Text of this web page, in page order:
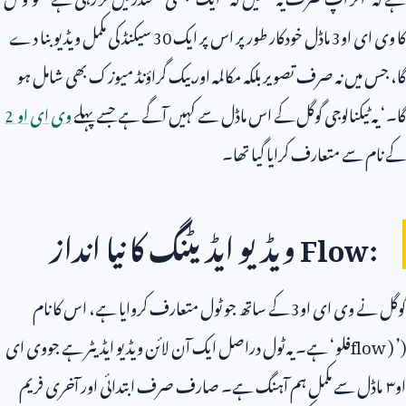
کا وی ای او3ماڈل خودکار طور پر اس پر ایک30سیکنڈ کی مکمل ویڈیو بنا دے
گا، جس میں نہ صرف تصویر بلکہ مکالمہ اور بیک گراؤنڈ میوزک بھی شامل ہو
گا۔‘ یہ ٹیکنالوجی گوگل کے اس ماڈل سے کہیں آگے ہے جسے پہلےوی ای او2
کے نام سے متعارف کرایا گیا تھا۔
Flow:ویڈیو ایڈیٹنگ کا نیا انداز
گوگل نے وی ای او3کے ساتھ جو ٹول متعارف کروایا ہے، اس کا نام
(
flow ) ’فلو‘ ہے۔ یہ ٹول دراصل ایک آن لائن ویڈیو ایڈیٹر ہے جووی ای
او٣ ماڈل سے مکمل ہم آہنگ ہے۔ صارف صرف ابتدائی اور آخری فریم